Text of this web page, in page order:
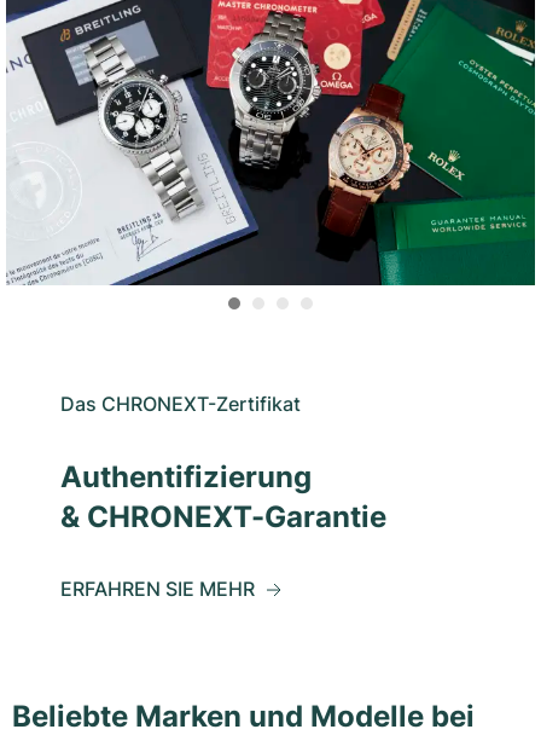
Das CHRONEXT-Zertifikat
Authentifizierung
& CHRONEXT-Garantie
ERFAHREN SIE MEHR
Beliebte Marken und Modelle bei